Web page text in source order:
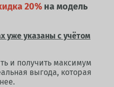
20% на модель
уже указаны с учётом
и получить максимум
выгода, которая